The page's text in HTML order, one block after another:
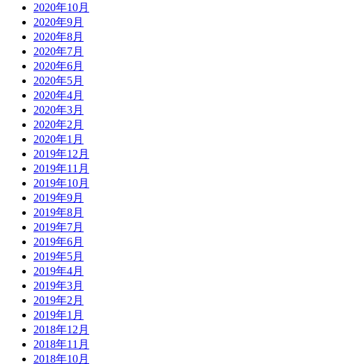
2020年10月
2020年9月
2020年8月
2020年7月
2020年6月
2020年5月
2020年4月
2020年3月
2020年2月
2020年1月
2019年12月
2019年11月
2019年10月
2019年9月
2019年8月
2019年7月
2019年6月
2019年5月
2019年4月
2019年3月
2019年2月
2019年1月
2018年12月
2018年11月
2018年10月